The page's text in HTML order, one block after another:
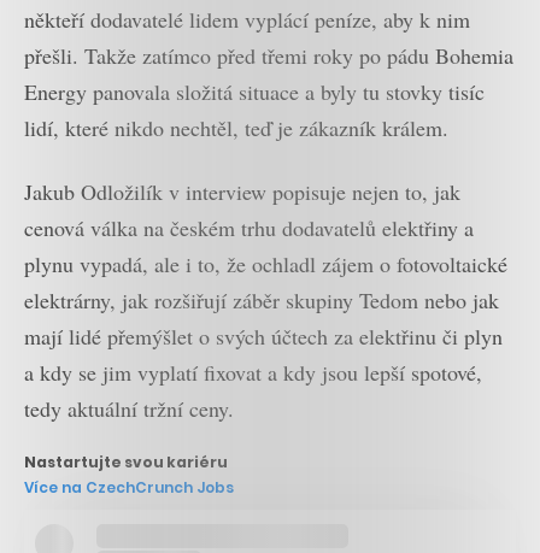
někteří dodavatelé lidem vyplácí peníze, aby k nim
přešli. Takže zatímco před třemi roky po pádu Bohemia
Energy panovala složitá situace a byly tu stovky tisíc
lidí, které nikdo nechtěl, teď je zákazník králem.
Jakub Odložilík v interview popisuje nejen to, jak
cenová válka na českém trhu dodavatelů elektřiny a
plynu vypadá, ale i to, že ochladl zájem o fotovoltaické
elektrárny, jak rozšiřují záběr skupiny Tedom nebo jak
mají lidé přemýšlet o svých účtech za elektřinu či plyn
a kdy se jim vyplatí fixovat a kdy jsou lepší spotové,
tedy aktuální tržní ceny.
Nastartujte svou kariéru
Více na CzechCrunch Jobs